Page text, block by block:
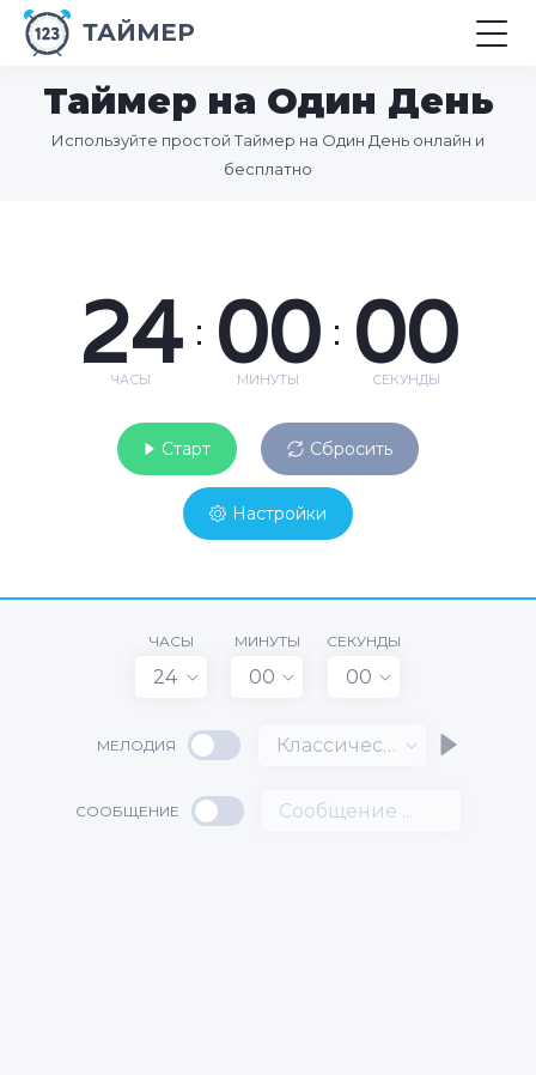
ТАЙМЕР
Таймер на Один День
Используйте простой Таймер на Один День онлайн и
бесплатно
24
ЧАСЫ
: 00
МИНУТЫ
: 00
СЕКУНДЫ
Старт Сбросить
Настройки
ЧАСЫ
24
МИНУТЫ
00
СЕКУНДЫ
00
МЕЛОДИЯ Классический
СООБЩЕНИЕ